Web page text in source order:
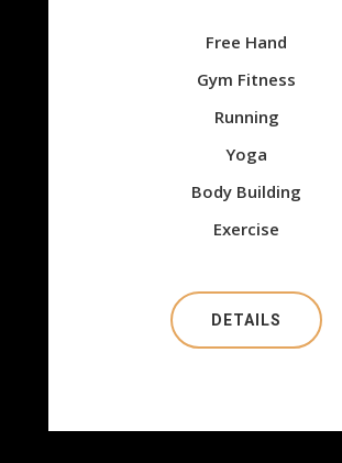
Free Hand
Gym Fitness
Running
Yoga
Body Building
Exercise
DETAILS